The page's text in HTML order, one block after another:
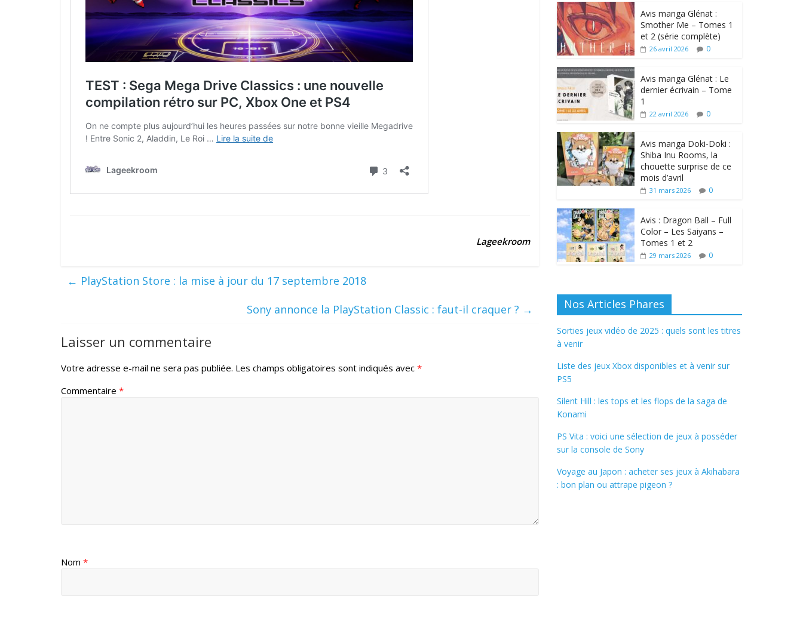
Lageekroom
← PlayStation Store : la mise à jour du 17 septembre 2018
Sony annonce la PlayStation Classic : faut-il craquer ? →
Laisser un commentaire
Votre adresse e-mail ne sera pas publiée. Les champs obligatoires sont indiqués avec *
Commentaire *
Nom *
Avis manga Glénat :
Smother Me – Tomes 1
et 2 (série complète)
26 avril 2026 0
Avis manga Glénat : Le
dernier écrivain – Tome
1
22 avril 2026 0
Avis manga Doki-Doki :
Shiba Inu Rooms, la
chouette surprise de ce
mois d’avril
31 mars 2026 0
Avis : Dragon Ball – Full
Color – Les Saiyans –
Tomes 1 et 2
29 mars 2026 0
Nos Articles Phares
Sorties jeux vidéo de 2025 : quels sont les titres
à venir
Liste des jeux Xbox disponibles et à venir sur
PS5
Silent Hill : les tops et les flops de la saga de
Konami
PS Vita : voici une sélection de jeux à posséder
sur la console de Sony
Voyage au Japon : acheter ses jeux à Akihabara
: bon plan ou attrape pigeon ?